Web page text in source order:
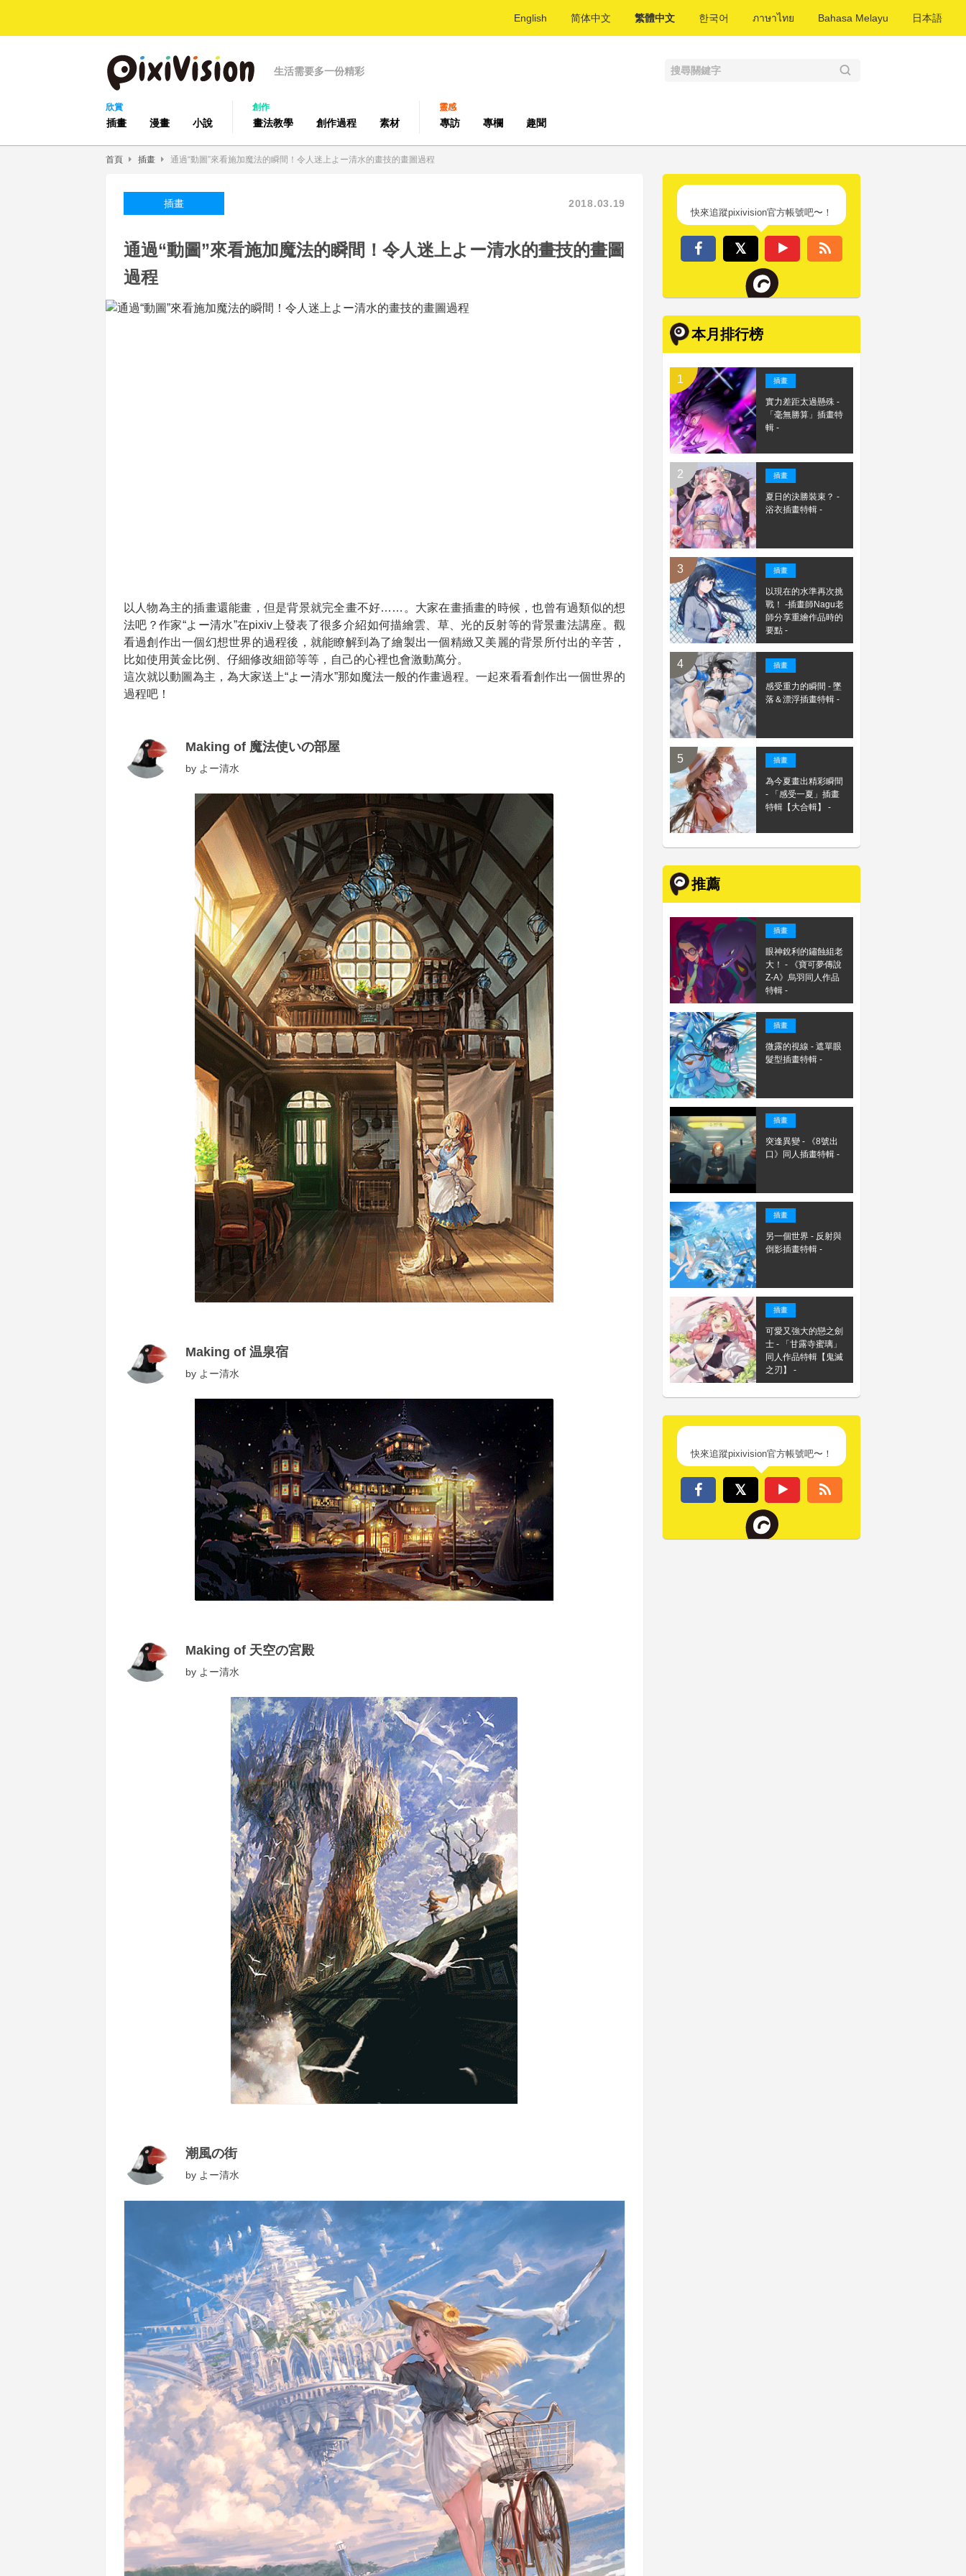
English 简体中文 繁體中文 한국어 ภาษาไทย Bahasa Melayu 日本語
生活需要多一份精彩
欣賞
插畫 漫畫 小說
創作
畫法教學 創作過程 素材
靈感
專訪 專欄 趣聞
首頁 插畫 通過“動圖”來看施加魔法的瞬間！令人迷上よー清水的畫技的畫圖過程
插畫 2018.03.19
通過“動圖”來看施加魔法的瞬間！令人迷上よー清水的畫技的畫圖
過程
以人物為主的插畫還能畫，但是背景就完全畫不好……。大家在畫插畫的時候，也曾有過類似的想
法吧？作家“よー清水”在pixiv上發表了很多介紹如何描繪雲、草、光的反射等的背景畫法講座。觀
看過創作出一個幻想世界的過程後，就能瞭解到為了繪製出一個精緻又美麗的背景所付出的辛苦，
比如使用黃金比例、仔細修改細節等等，自己的心裡也會激動萬分。
這次就以動圖為主，為大家送上“よー清水”那如魔法一般的作畫過程。一起來看看創作出一個世界的
過程吧！
Making of 魔法使いの部屋
by よー清水
Making of 温泉宿
by よー清水
Making of 天空の宮殿
by よー清水
潮風の街
by よー清水
快來追蹤pixivision官方帳號吧〜！
本月排行榜
插畫
實力差距太過懸殊 -
「毫無勝算」插畫特
輯 -
插畫
夏日的決勝裝束？ -
浴衣插畫特輯 -
插畫
以現在的水準再次挑
戰！ -插畫師Nagu老
師分享重繪作品時的
要點 -
插畫
感受重力的瞬間 - 墜
落＆漂浮插畫特輯 -
插畫
為今夏畫出精彩瞬間
- 「感受一夏」插畫
特輯【大合輯】 -
推薦
插畫
眼神銳利的鏽蝕組老
大！ - 《寶可夢傳說
Z-A》烏羽同人作品
特輯 -
插畫
微露的視線 - 遮單眼
髮型插畫特輯 -
插畫
突逢異變 - 《8號出
口》同人插畫特輯 -
插畫
另一個世界 - 反射與
倒影插畫特輯 -
插畫
可愛又強大的戀之劍
士 - 「甘露寺蜜璃」
同人作品特輯【鬼滅
之刃】 -
快來追蹤pixivision官方帳號吧〜！